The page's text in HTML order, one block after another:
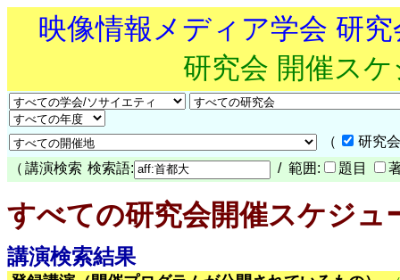
映像情報メディア学会 研
研究会 開催ス
（
研究
（ 講演検索 検索語: / 範囲: 題目
すべての研究会開催スケジュ
講演検索結果